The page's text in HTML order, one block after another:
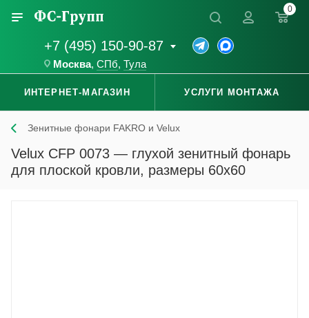
+7 (495) 150-90-87
Москва, СПб, Тула
0
ИНТЕРНЕТ-МАГАЗИН УСЛУГИ МОНТАЖА
Зенитные фонари FAKRO и Velux
Velux CFP 0073 — глухой зенитный фонарь
для плоской кровли, размеры 60x60